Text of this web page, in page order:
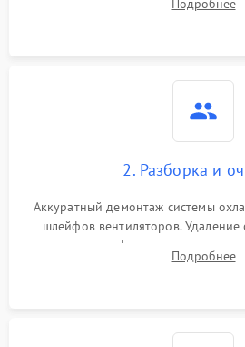
короткое замыкание основных
Подробнее
2. Разборка и
Аккуратный демонтаж системы
шлейфов вентиляторов. Удаление
кристалла графического чипа и
памяти и зоны VRM. Очистка
Подробнее